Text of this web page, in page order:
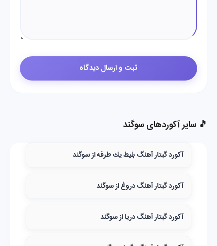
🎵 سایر آکوردهای سوگند
آکورد گیتار آهنگ بليط يك طرفه از سوگند
آکورد گیتار آهنگ دروغ از سوگند
آکورد گیتار آهنگ دریا از سوگند